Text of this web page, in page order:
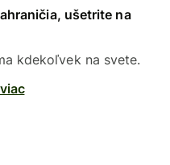
ušetrite na
kdekoľvek na svete.